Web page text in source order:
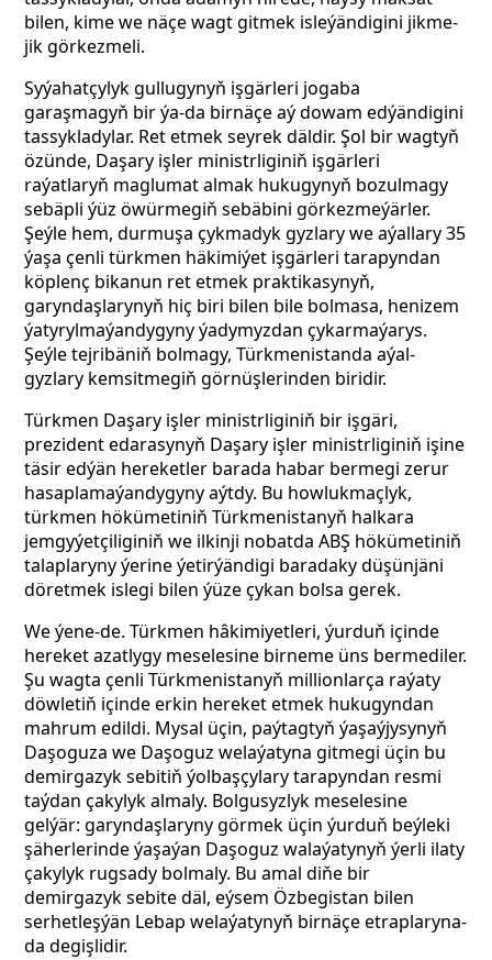
bilen, kime we näçe wagt gitmek isleýändigini jikme-
jik görkezmeli.
Syýahatçylyk gullugynyň işgärleri jogaba
garaşmagyň bir ýa-da birnäçe aý dowam edýändigini
tassykladylar. Ret etmek seyrek däldir. Şol bir wagtyň
özünde, Daşary işler ministrliginiň işgärleri
raýatlaryň maglumat almak hukugynyň bozulmagy
sebäpli ýüz öwürmegiň sebäbini görkezmeýärler.
Şeýle hem, durmuşa çykmadyk gyzlary we aýallary 35
ýaşa çenli türkmen häkimiýet işgärleri tarapyndan
köplenç bikanun ret etmek praktikasynyň,
garyndaşlarynyň hiç biri bilen bile bolmasa, henizem
ýatyrylmaýandygyny ýadymyzdan çykarmaýarys.
Şeýle tejribäniň bolmagy, Türkmenistanda aýal-
gyzlary kemsitmegiň görnüşlerinden biridir.
Türkmen Daşary işler ministrliginiň bir işgäri,
prezident edarasynyň Daşary işler ministrliginiň işine
täsir edýän hereketler barada habar bermegi zerur
hasaplamaýandygyny aýtdy. Bu howlukmaçlyk,
türkmen hökümetiniň Türkmenistanyň halkara
jemgyýetçiliginiň we ilkinji nobatda ABŞ hökümetiniň
talaplaryny ýerine ýetirýändigi baradaky düşünjäni
döretmek islegi bilen ýüze çykan bolsa gerek.
We ýene-de. Türkmen hâkimiyetleri, ýurduň içinde
hereket azatlygy meselesine birneme üns bermediler.
Şu wagta çenli Türkmenistanyň millionlarça raýaty
döwletiň içinde erkin hereket etmek hukugyndan
mahrum edildi. Mysal üçin, paýtagtyň ýaşaýjysynyň
Daşoguza we Daşoguz welaýatynagitmegi üçin bu
demirgazyk sebitiň ýolbaşçylary tarapyndan resmi
taýdan çakylyk almaly. Bolgusyzlyk meselesine
gelýär: garyndaşlaryny görmek üçin ýurduň beýleki
şäherlerinde ýaşaýan Daşoguz walaýatynyň ýerli ilaty
çakylyk rugsady bolmaly. Bu amal diňe bir
demirgazyk sebite däl, eýsem Özbegistan bilen
serhetleşýän Lebap welaýatynyň birnäçe etraplaryna-
da degişlidir.